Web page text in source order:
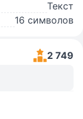
Текст
16 символов
2 749